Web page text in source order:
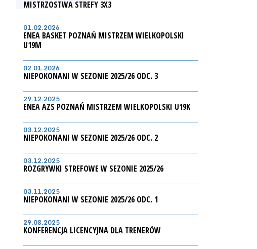
MISTRZOSTWA STREFY 3X3
01.02.2026
ENEA BASKET POZNAŃ MISTRZEM WIELKOPOLSKI
U19M
02.01.2026
NIEPOKONANI W SEZONIE 2025/26 ODC. 3
29.12.2025
ENEA AZS POZNAŃ MISTRZEM WIELKOPOLSKI U19K
03.12.2025
NIEPOKONANI W SEZONIE 2025/26 ODC. 2
03.12.2025
ROZGRYWKI STREFOWE W SEZONIE 2025/26
03.11.2025
NIEPOKONANI W SEZONIE 2025/26 ODC. 1
29.08.2025
KONFERENCJA LICENCYJNA DLA TRENERÓW